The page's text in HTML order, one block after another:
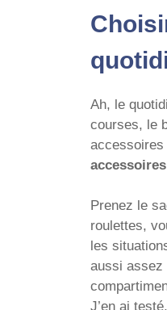
Ah, le
courses, le
Prenez le
roulettes,
les
aussi assez
J’en ai